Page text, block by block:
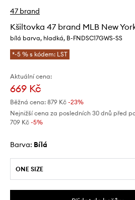
47 brand
Kšiltovka 47 brand MLB New
bílá barva, hladká, B-FNDSC17GWS-SS
*-5 % s kódem: LST
Aktuální cena:
669 Kč
Běžná cena: 879 Kč -23%
Nejnižší cena za posledních 30 dnů před
709 Kč -5%
Barva: bílá
ONE SIZE